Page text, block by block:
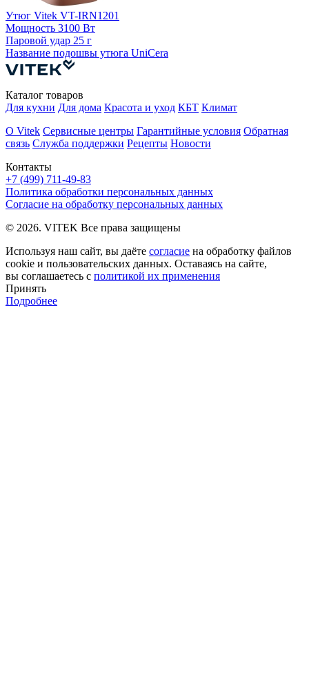
Утюг Vitek VT-IRN1201
Мощность 3100 Вт
Паровой удар 25 г
Название подошвы утюга UniCera
Контакты
+7 (499) 711-49-83
Каталог товаров
Для кухни Для дома Красота и уход КБТ Климат
О Vitek Сервисные центры Гарантийные условия Обратная
связь Служба поддержки Рецепты Новости
Политика обработки персональных данных
Согласие на обработку персональных данных
© 2026. VITEK Все права защищены
Используя наш сайт, вы даёте согласие на обработку файлов
cookie и пользовательских данных. Оставаясь на сайте,
вы соглашаетесь с политикой их применения
Принять
Подробнее